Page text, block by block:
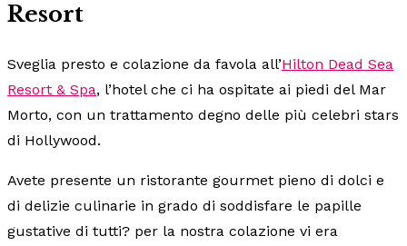
Resort
Sveglia presto e colazione da favola all’Hilton Dead Sea
Resort & Spa, l’hotel che ci ha ospitate ai piedi del Mar
Morto, con un trattamento degno delle più celebri stars
di Hollywood.
Avete presente un ristorante gourmet pieno di dolci e
di delizie culinarie in grado di soddisfare le papille
gustative di tutti? per la nostra colazione vi era